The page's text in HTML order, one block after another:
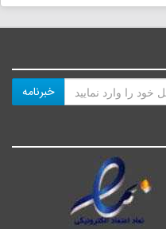
خبرنامه